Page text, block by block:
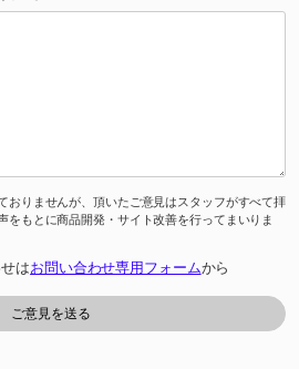
おりませんが、頂いたご意見はスタッフがすべて拝
をもとに商品開発・サイト改善を行ってまいりま
はお問い合わせ専用フォームから